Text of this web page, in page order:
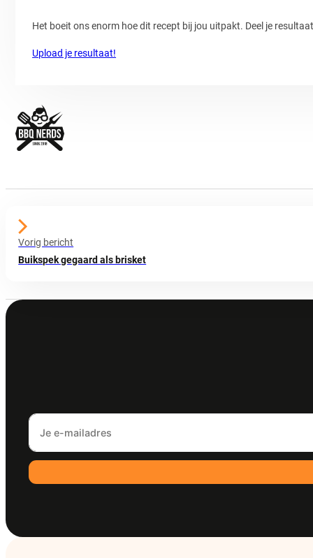
Het boeit ons enorm hoe dit recept bij jou uitpakt. Deel je
Upload je resultaat!
Vorig bericht
Buikspek gegaard als brisket